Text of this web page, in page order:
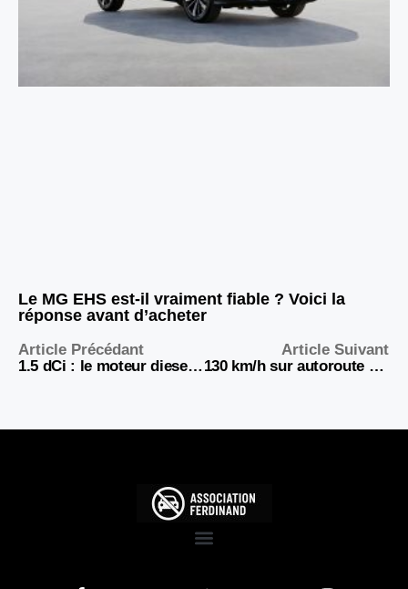
Le MG EHS est-il vraiment fiable ? Voici la
réponse avant d’acheter
Article Précédant
1.5 dCi : le moteur diesel star de Renault passé au crible avant l’achat
Article Suivant
130 km/h sur autoroute : le bon régime moteur pour économiser carburant et préserver votre voiture